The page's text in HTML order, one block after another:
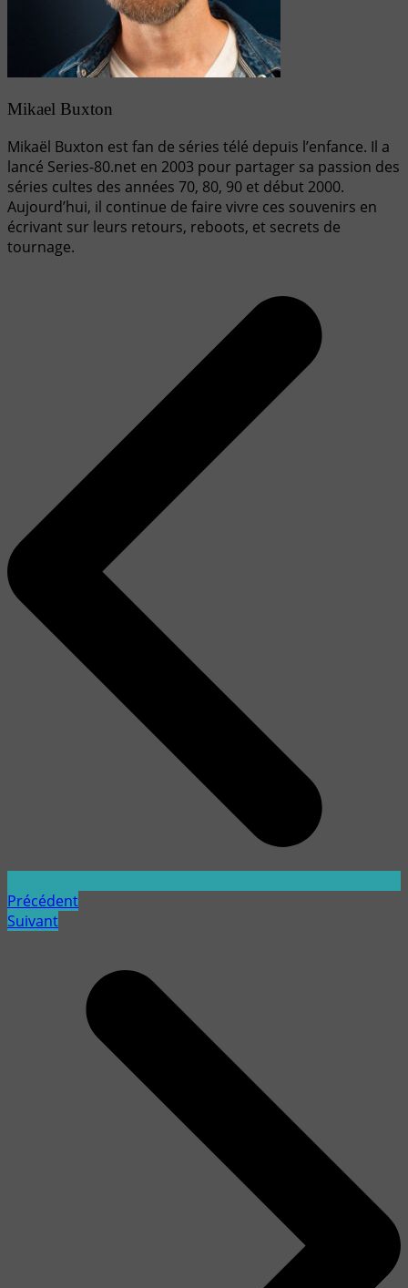
Mikael Buxton
Mikaël Buxton est fan de séries télé depuis l’enfance. Il a
lancé Series-80.net en 2003 pour partager sa passion des
séries cultes des années 70, 80, 90 et début 2000.
Aujourd’hui, il continue de faire vivre ces souvenirs en
écrivant sur leurs retours, reboots, et secrets de
tournage.
Précédent
Suivant